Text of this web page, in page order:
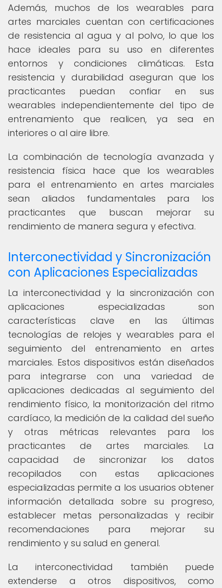
Además, muchos de los wearables para
artes marciales cuentan con certificaciones
de resistencia al agua y al polvo, lo que los
hace ideales para su uso en diferentes
entornos y condiciones climáticas. Esta
resistencia y durabilidad aseguran que los
practicantes puedan confiar en sus
wearables independientemente del tipo de
entrenamiento que realicen, ya sea en
interiores o al aire libre.
La combinación de tecnología avanzada y
resistencia física hace que los wearables
para el entrenamiento en artes marciales
sean aliados fundamentales para los
practicantes que buscan mejorar su
rendimiento de manera segura y efectiva.
Interconectividad y Sincronización
con Aplicaciones Especializadas
La interconectividad y la sincronización con
aplicaciones especializadas son
características clave en las últimas
tecnologías de relojes y wearables para el
seguimiento del entrenamiento en artes
marciales. Estos dispositivos están diseñados
para integrarse con una variedad de
aplicaciones dedicadas al seguimiento del
rendimiento físico, la monitorización del ritmo
cardíaco, la medición de la calidad del sueño
y otras métricas relevantes para los
practicantes de artes marciales. La
capacidad de sincronizar los datos
recopilados con estas aplicaciones
especializadas permite a los usuarios obtener
información detallada sobre su progreso,
establecer metas personalizadas y recibir
recomendaciones para mejorar su
rendimiento y su salud en general.
La interconectividad también puede
extenderse a otros dispositivos, como